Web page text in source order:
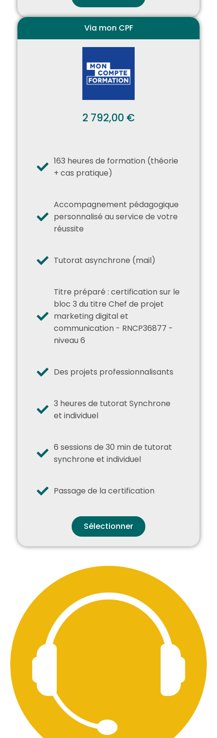
Via mon CPF
2 792,00 €
163 heures de formation (théorie
+ cas pratique)
Accompagnement pédagogique
personnalisé au service de votre
réussite
Tutorat asynchrone (mail)
Titre préparé : certification sur le
bloc 3 du titre Chef de projet
marketing digital et
communication - RNCP36877 -
niveau 6
Des projets professionnalisants
3 heures de tutorat Synchrone
et individuel
6 sessions de 30 min de tutorat
synchrone et individuel
Passage de la certification
Sélectionner